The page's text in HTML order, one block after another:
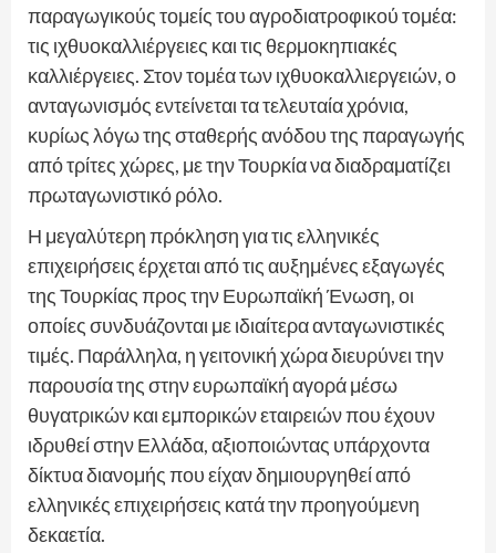
παραγωγικούς τομείς του αγροδιατροφικού τομέα:
τις ιχθυοκαλλιέργειες και τις θερμοκηπιακές
καλλιέργειες. Στον τομέα των ιχθυοκαλλιεργειών, ο
ανταγωνισμός εντείνεται τα τελευταία χρόνια,
κυρίως λόγω της σταθερής ανόδου της παραγωγής
από τρίτες χώρες, με την Τουρκία να διαδραματίζει
πρωταγωνιστικό ρόλο.
Η μεγαλύτερη πρόκληση για τις ελληνικές
επιχειρήσεις έρχεται από τις αυξημένες εξαγωγές
της Τουρκίας προς την Ευρωπαϊκή Ένωση, οι
οποίες συνδυάζονται με ιδιαίτερα ανταγωνιστικές
τιμές. Παράλληλα, η γειτονική χώρα διευρύνει την
παρουσία της στην ευρωπαϊκή αγορά μέσω
θυγατρικών και εμπορικών εταιρειών που έχουν
ιδρυθεί στην Ελλάδα, αξιοποιώντας υπάρχοντα
δίκτυα διανομής που είχαν δημιουργηθεί από
ελληνικές επιχειρήσεις κατά την προηγούμενη
δεκαετία.